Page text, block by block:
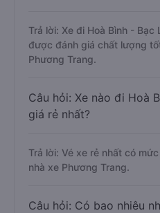
Trả lời: Xe đi Hoà Bình - Bạc
được đánh giá chất lượng
Phương Trang.
Câu hỏi: Xe nào đi Hoà
giá rẻ nhất?
Trả lời: Vé xe rẻ nhất có
nhà xe Phương Trang.
Câu hỏi: Có bao nhiêu